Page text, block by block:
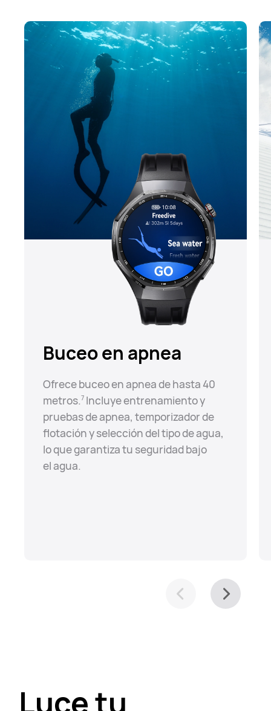
Buceo en apnea
Ofrece buceo en apnea de hasta 40
metros.⁠7Incluye entrenamiento y
pruebas de apnea, temporizador de
flotación y selección del tipo de agua,
lo que garantiza tu seguridad bajo
el⁠ agua.
Luce tu